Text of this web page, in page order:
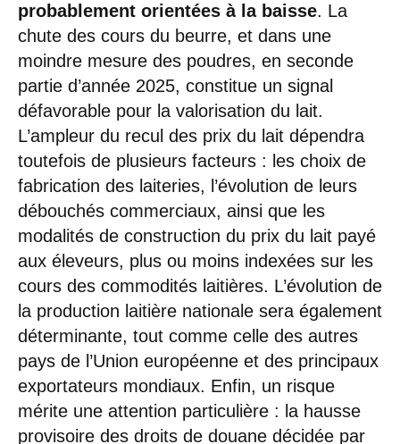
probablement orientées à la baisse. La
chute des cours du beurre, et dans une
moindre mesure des poudres, en seconde
partie d’année 2025, constitue un signal
défavorable pour la valorisation du lait.
L’ampleur du recul des prix du lait dépendra
toutefois de plusieurs facteurs : les choix de
fabrication des laiteries, l’évolution de leurs
débouchés commerciaux, ainsi que les
modalités de construction du prix du lait payé
aux éleveurs, plus ou moins indexées sur les
cours des commodités laitières. L’évolution de
la production laitière nationale sera également
déterminante, tout comme celle des autres
pays de l’Union européenne et des principaux
exportateurs mondiaux. Enfin, un risque
mérite une attention particulière : la hausse
provisoire des droits de douane décidée par